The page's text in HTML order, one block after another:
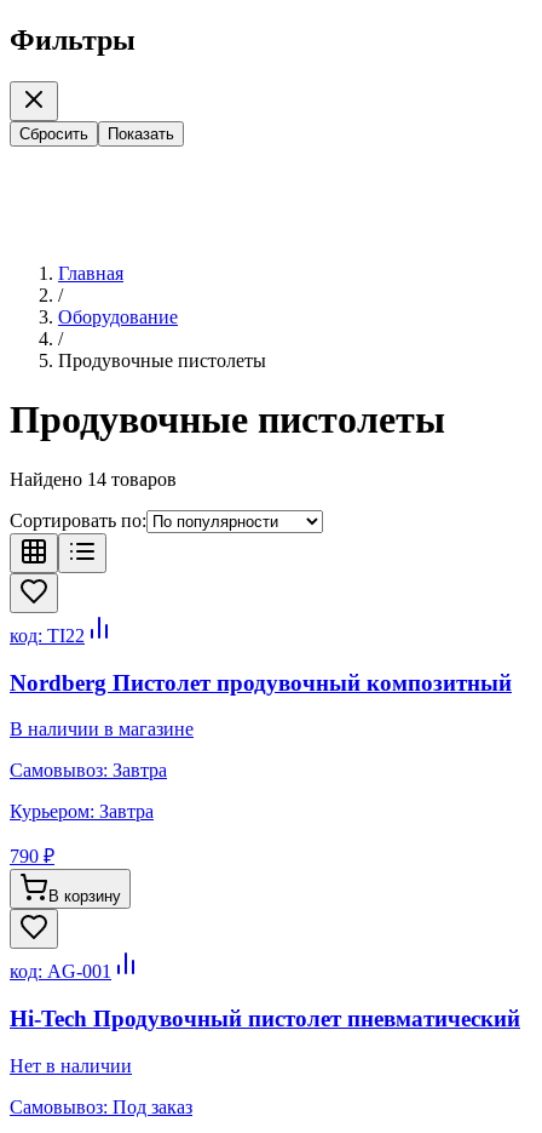
Фильтры
Сбросить Показать
Главная
/
Оборудование
/
Продувочные пистолеты
Продувочные пистолеты
Найдено 14 товаров
Сортировать по:
код: TI22
Nordberg Пистолет продувочный композитный
В наличии в магазине
Самовывоз: Завтра
Курьером: Завтра
790 ₽
В корзину
код: AG-001
Hi-Tech Продувочный пистолет пневматический
Нет в наличии
Самовывоз: Под заказ